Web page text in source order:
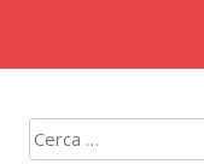
Ricerca